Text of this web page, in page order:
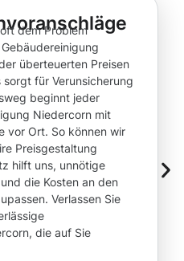
dem Problem
überteuerten Preisen
für Verunsicherung
beginnt jeder
Niedercorn mit
vor Ort. So können wir
Preisgestaltung
hilft uns, unnötige
die Kosten an den
Verlassen Sie
die auf Sie